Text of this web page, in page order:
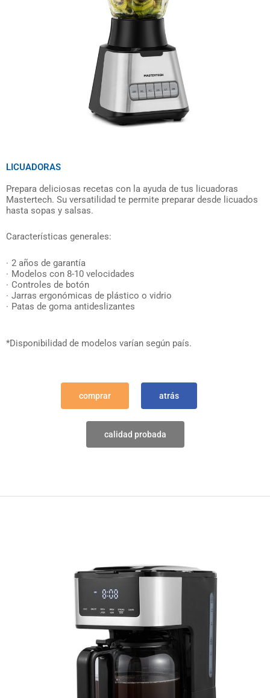
LICUADORAS
Prepara deliciosas recetas con la ayuda de tus licuadoras
Mastertech. Su versatilidad te permite preparar desde licuados
hasta sopas y salsas.
Características generales:
2 años de garantía
Modelos con 8-10 velocidades
Controles de botón
Jarras ergonómicas de plástico o vidrio
Patas de goma antideslizantes
*Disponibilidad de modelos varían según país.
comprar atrás
calidad probada